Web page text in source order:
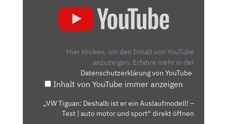
AUSLAUFMODELL!
Hier klicken, um den Inhalt von YouTube
anzuzeigen. Erfahre mehr in der
Datenschutzerklärung von YouTube.
Inhalt von YouTube immer anzeigen
„VW Tiguan: Deshalb ist er ein Auslaufmodell! –
Test | auto motor und sport“ direkt öffnen